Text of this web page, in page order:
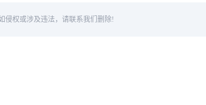
侵权或涉及违法，请联系我们删除!